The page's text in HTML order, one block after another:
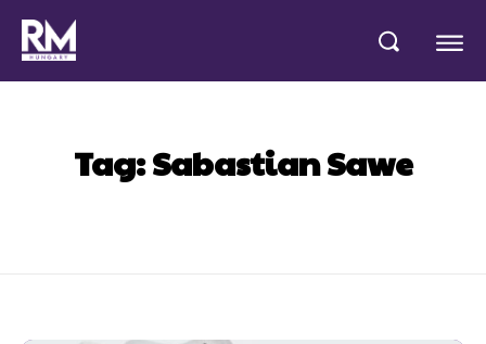
Tag:Sabastian Sawe